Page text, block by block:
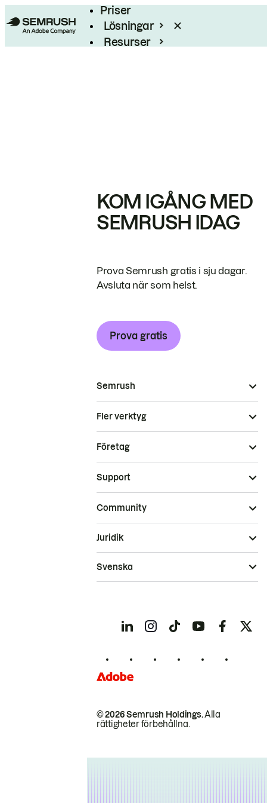
Priser
Lösningar
Resurser
KOM IGÅNG MED
SEMRUSH IDAG
Prova Semrush gratis i sju dagar.
Avsluta när som helst.
Prova gratis
Semrush
Fler verktyg
Företag
Support
Community
© 2026 Semrush Holdings.Alla
rättigheter förbehållna.
Juridik
Svenska